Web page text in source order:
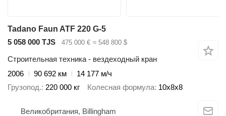
Tadano Faun ATF 220 G-5
5 058 000 TJS
475 000 € ≈ 548 800 $
Строительная техника - вездеходный кран
2006
90 692 км
14 177 м/ч
Грузопод. 220 000 кг Колесная формула 10x8x8
Великобритания, Billingham